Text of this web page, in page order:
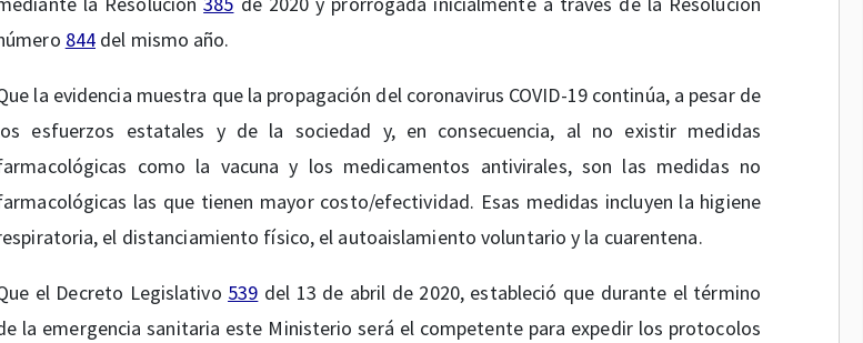
844 del mismo año.
la evidencia muestra que la propagación del coronavirus COVID-19 continúa, a pesar de
esfuerzos estatales y de la sociedad y, en consecuencia, al no existir medidas
como la vacuna y los medicamentos antivirales, son las medidas no
las que tienen mayor costo/efectividad. Esas medidas incluyen la higiene
el distanciamiento físico, el autoaislamiento voluntario y la cuarentena.
el Decreto Legislativo 539 del 13 de abril de 2020, estableció que durante el término
la emergencia sanitaria este Ministerio será el competente para expedir los protocolos